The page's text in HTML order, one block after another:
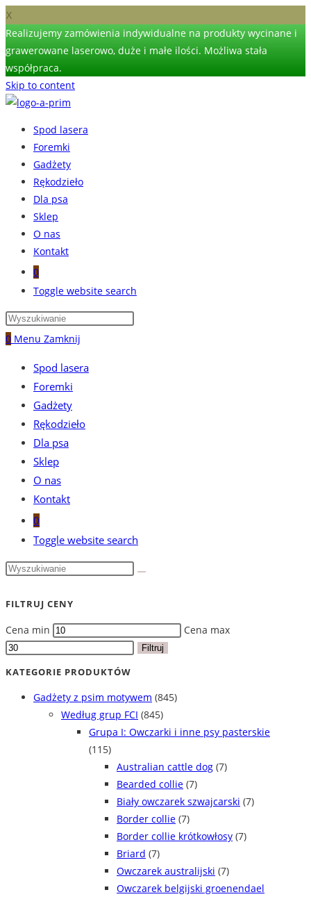
X
Realizujemy zamówienia indywidualne na produkty wycinane i
grawerowane laserowo, duże i małe ilości. Możliwa stała
współpraca.
Skip to content
Spod lasera
Foremki
Gadżety
Rękodzieło
Dla psa
Sklep
O nas
Kontakt
0
Toggle website search
0 Menu Zamknij
Spod lasera
Foremki
Gadżety
Rękodzieło
Dla psa
Sklep
O nas
Kontakt
0
Toggle website search
FILTRUJ CENY
Cena min Cena max
Filtruj
KATEGORIE PRODUKTÓW
Gadżety z psim motywem (845)
Według grup FCI (845)
Grupa I: Owczarki i inne psy pasterskie
(115)
Australian cattle dog (7)
Bearded collie (7)
Biały owczarek szwajcarski (7)
Border collie (7)
Border collie krótkowłosy (7)
Briard (7)
Owczarek australijski (7)
Owczarek belgijski groenendael